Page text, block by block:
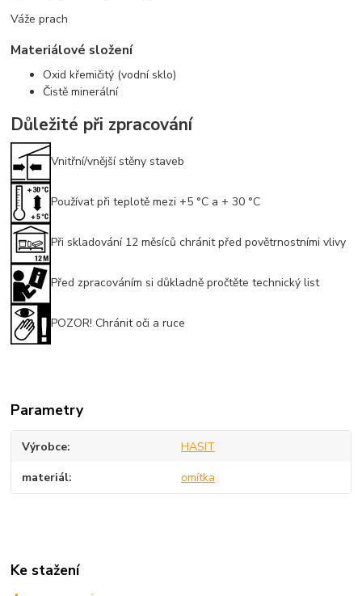
Váže prach
Materiálové složení
Oxid křemičitý (vodní sklo)
Čistě minerální
Důležité při zpracování
Vnitřní/vnější stěny staveb
Používat při teplotě mezi +5 °C a + 30 °C
Při skladování 12 měsíců chránit před povětrnostními vlivy
Před zpracováním si důkladně pročtěte technický list
POZOR! Chránit oči a ruce
Parametry
Výrobce HASIT
materiál omítka
Ke stažení